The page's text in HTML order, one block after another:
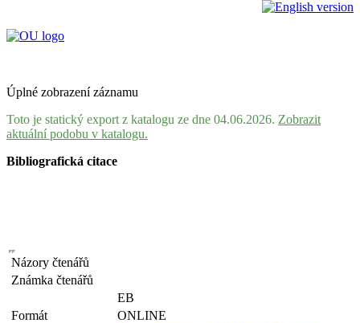
Úplné zobrazení záznamu
Toto je statický export z katalogu ze dne 04.06.2026. Zobrazit
aktuální podobu v katalogu.
Bibliografická citace
Názory čtenářů
Známka čtenářů
EB
Formát
ONLINE